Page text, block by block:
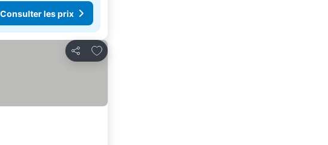
Consulter les prix
Partager
Ajouter à mes favoris